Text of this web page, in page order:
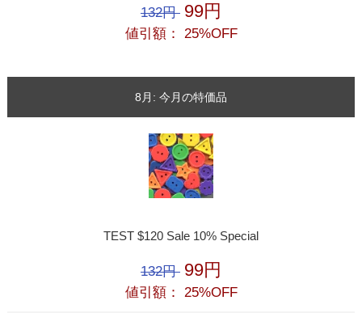
132円 99円
値引額： 25%OFF
8月: 今月の特価品
TEST $120 Sale 10% Special
132円 99円
値引額： 25%OFF